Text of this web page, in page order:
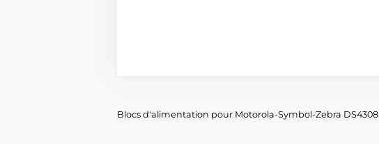
Blocs d'alimentation pour Motorola-Symbol-Zebra DS4308